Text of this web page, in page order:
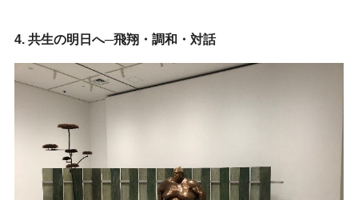
4. 共生の明日へ─飛翔・調和・対話